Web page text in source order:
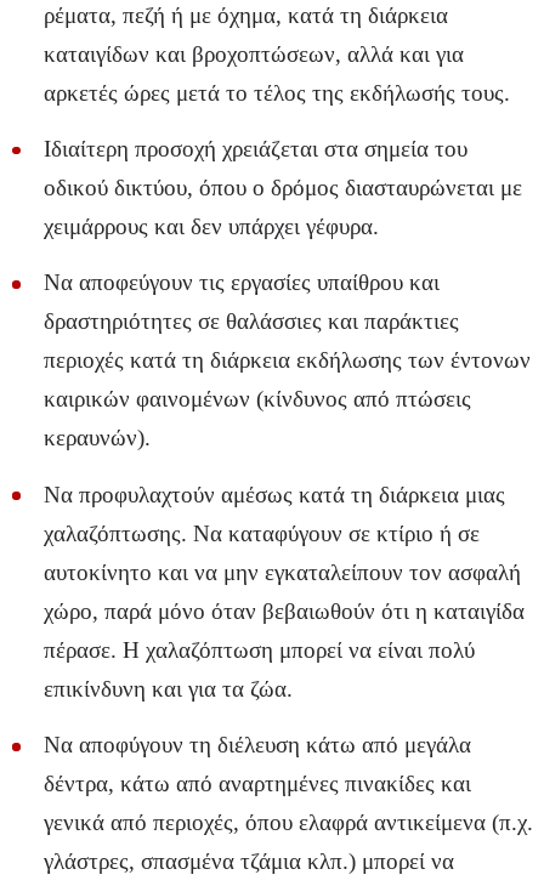
ρέματα, πεζή ή με όχημα, κατά τη διάρκεια
καταιγίδων και βροχοπτώσεων, αλλά και για
αρκετές ώρες μετά το τέλος της εκδήλωσής τους.
Ιδιαίτερη προσοχή χρειάζεται στα σημεία του
οδικού δικτύου, όπου ο δρόμος διασταυρώνεται με
χειμάρρους και δεν υπάρχει γέφυρα.
Να αποφεύγουν τις εργασίες υπαίθρου και
δραστηριότητες σε θαλάσσιες και παράκτιες
περιοχές κατά τη διάρκεια εκδήλωσης των έντονων
καιρικών φαινομένων (κίνδυνος από πτώσεις
κεραυνών).
Να προφυλαχτούν αμέσως κατά τη διάρκεια μιας
χαλαζόπτωσης. Να καταφύγουν σε κτίριο ή σε
αυτοκίνητο και να μην εγκαταλείπουν τον ασφαλή
χώρο, παρά μόνο όταν βεβαιωθούν ότι η καταιγίδα
πέρασε. Η χαλαζόπτωση μπορεί να είναι πολύ
επικίνδυνη και για τα ζώα.
Να αποφύγουν τη διέλευση κάτω από μεγάλα
δέντρα, κάτω από αναρτημένες πινακίδες και
γενικά από περιοχές, όπου ελαφρά αντικείμενα (π.χ.
γλάστρες, σπασμένα τζάμια κλπ.) μπορεί να